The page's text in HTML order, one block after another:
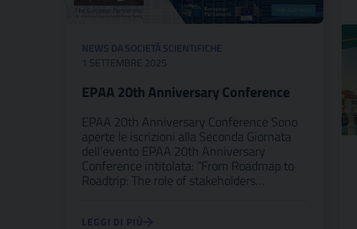
NEWS DA SOCIETÀ SCIENTIFICHE
1 SETTEMBRE 2025
EPAA 20th Anniversary Conference
EPAA 20th Anniversary Conference Sono
aperte le iscrizioni alla Seconda Giornata
dell’evento EPAA 20th Anniversary
Conference intitolata: “From Roadmap to
Roadtrip: The role of stakeholders…
LEGGI DI PIÙ